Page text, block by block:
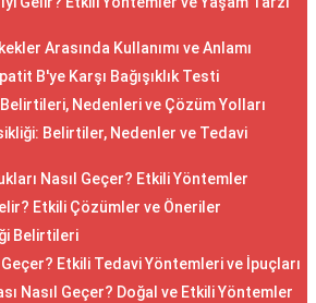
Arasında Kullanımı ve Anlamı
B'ye Karşı Bağışıklık Testi
Nedenleri ve Çözüm Yolları
Belirtiler, Nedenler ve Tedavi
Nasıl Geçer? Etkili Yöntemler
Etkili Çözümler ve Öneriler
Belirtileri
Geçer? Etkili Tedavi Yöntemleri ve İpuçları
Nasıl Geçer? Doğal ve Etkili Yöntemler